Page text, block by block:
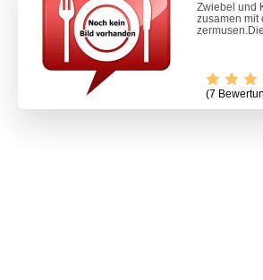
Zwiebel und
zusamen mit
(7